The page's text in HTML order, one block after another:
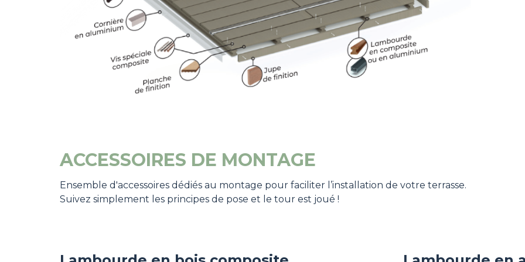
ACCESSOIRES DE MONTAGE
Ensemble d'accessoires dédiés au montage pour faciliter l’installation de votre terrasse.
Suivez simplement les principes de pose et le tour est joué !